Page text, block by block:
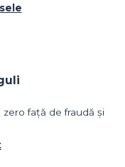
față de fraudă și